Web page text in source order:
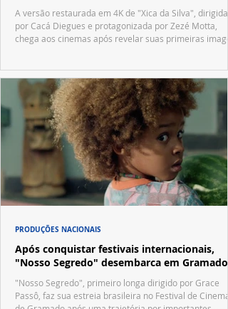
A versão restaurada em 4K de "Xica da Silva", dirigida
por Cacá Diegues e protagonizada por Zezé Motta,
chega aos cinemas após revelar suas primeiras
Após conquistar festivais internacionais,
"Nosso Segredo" desembarca em Gramado
"Nosso Segredo", primeiro longa dirigido por Grace
Passô, faz sua estreia brasileira no Festival de Cinema
PRODUÇÕES NACIONAIS